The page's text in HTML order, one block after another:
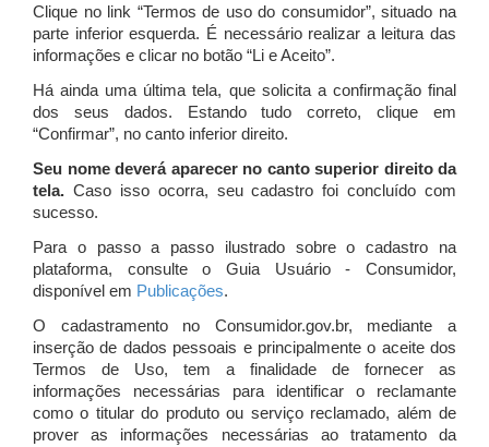
Clique no link “Termos de uso do consumidor”, situado na
parte inferior esquerda. É necessário realizar a leitura das
informações e clicar no botão “Li e Aceito”.
Há ainda uma última tela, que solicita a confirmação final
dos seus dados. Estando tudo correto, clique em
“Confirmar”, no canto inferior direito.
Seu nome deverá aparecer no canto superior direito da
tela. Caso isso ocorra, seu cadastro foi concluído com
sucesso.
Para o passo a passo ilustrado sobre o cadastro na
plataforma, consulte o Guia Usuário - Consumidor,
disponível em Publicações.
O cadastramento no Consumidor.gov.br, mediante a
inserção de dados pessoais e principalmente o aceite dos
Termos de Uso, tem a finalidade de fornecer as
informações necessárias para identificar o reclamante
como o titular do produto ou serviço reclamado, além de
prover as informações necessárias ao tratamento da